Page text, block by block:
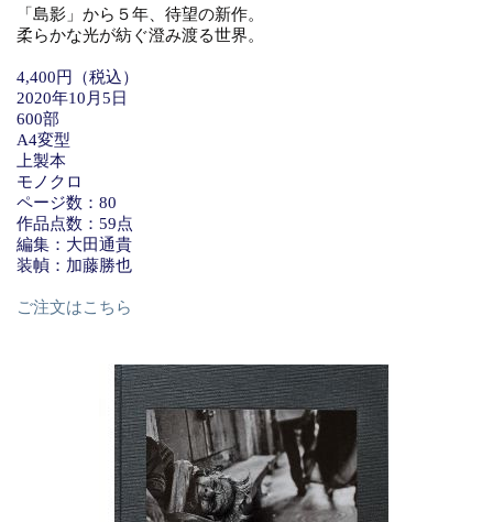
「島影」から５年、待望の新作。
柔らかな光が紡ぐ澄み渡る世界。
4,400円（税込）
2020年10月5日
600部
A4変型
上製本
モノクロ
ページ数：80
作品点数：59点
編集：大田通貴
装幀：加藤勝也
ご注文はこちら